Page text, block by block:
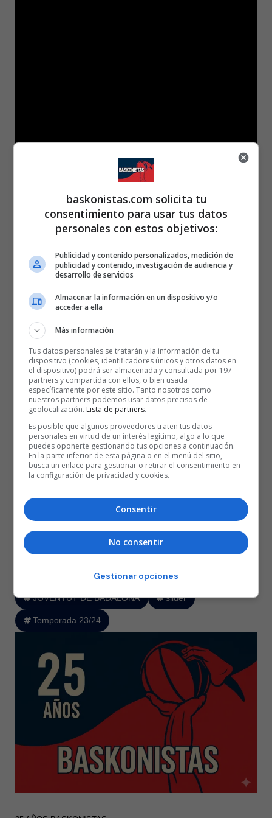
77 – Joventut Badalona (19+18+24+16):Feliz (13), Andrews (20),
Busquets (5), Ruzic (3), Prey (-) -cinco inicial-; Kraag (2), Ribas (7),
Rodríguez (-), Vives (8), Cook (8) y Tomic (11).
72 – Baskonia (22+16+16+18):McIntyre (7), Marinkovic (5), Díez
(5), Sedekerskis (11), Costello (14) -cinco inicial-; Mannion (5),
Raieste (-), Chiozza (-), Kotsar (8) y Moneke (17).
Árbitros:Fernando Calatrava, Rafael Serrano y Raúl Zamorano.
Liga Endesa de baloncesto disputado en el Palau Municipal
JOVENTUT DE BADALONA slider
Temporada 23/24
baskonistas.com solicita tu
consentimiento para usar tus datos
personales con estos objetivos:
Publicidad y contenido personalizados, medición de
publicidad y contenido, investigación de audiencia y
desarrollo de servicios
Almacenar la información en un dispositivo y/o
acceder a ella
Más información
Tus datos personales se tratarán y la información de tu
dispositivo (cookies, identificadores únicos y otros datos en
el dispositivo) podrá ser almacenada y consultada por 197
partners y compartida con ellos, o bien usada
específicamente por este sitio. Tanto nosotros como
nuestros partners podemos usar datos precisos de
geolocalización. Lista de partners.
Es posible que algunos proveedores traten tus datos
personales en virtud de un interés legítimo, algo a lo que
puedes oponerte gestionando tus opciones a continuación.
En la parte inferior de esta página o en el menú del sitio,
busca un enlace para gestionar o retirar el consentimiento en
la configuración de privacidad y cookies.
Consentir
No consentir
Gestionar opciones